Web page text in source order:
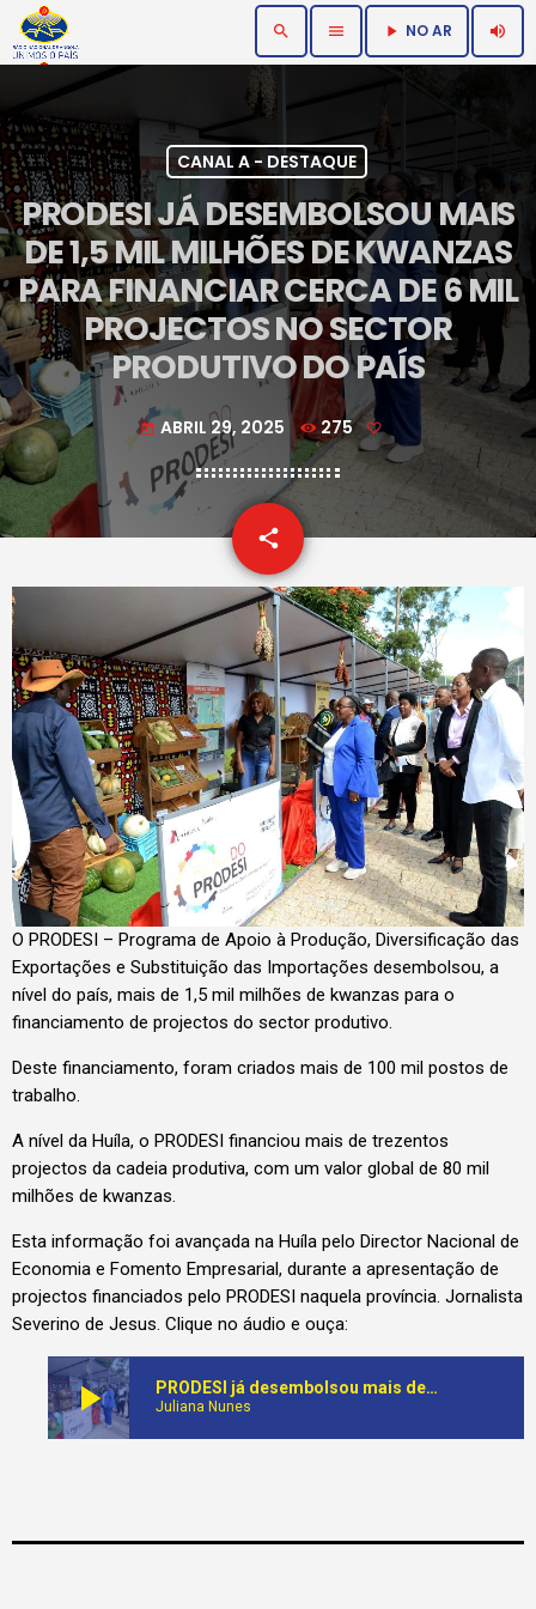
search menu play_arrow NO AR volume_up
CANAL A - DESTAQUE
PRODESI JÁ DESEMBOLSOU MAIS
DE 1,5 MIL MILHÕES DE KWANZAS
PARA FINANCIAR CERCA DE 6 MIL
PROJECTOS NO SECTOR
PRODUTIVO DO PAÍS
today ABRIL 29, 2025 275
share
email
O PRODESI – Programa de Apoio à Produção, Diversificação das
Exportações e Substituição das Importações desembolsou, a
nível do país, mais de 1,5 mil milhões de kwanzas para o
financiamento de projectos do sector produtivo.
Deste financiamento, foram criados mais de 100 mil postos de
trabalho.
A nível da Huíla, o PRODESI financiou mais de trezentos
projectos da cadeia produtiva, com um valor global de 80 mil
milhões de kwanzas.
Esta informação foi avançada na Huíla pelo Director Nacional de
Economia e Fomento Empresarial, durante a apresentação de
projectos financiados pelo PRODESI naquela província. Jornalista
Severino de Jesus. Clique no áudio e ouça:
play_arrow PRODESI já desembolsou mais de 1,5 mil milhões de kwanzas para financiar cerca de 6 mil projectos no sector produtivo do país
Juliana Nunes